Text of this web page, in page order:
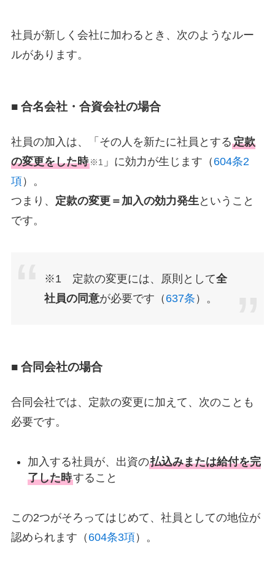
社員が新しく会社に加わるとき、次のようなルー
ルがあります。
■ 合名会社・合資会社の場合
社員の加入は、「その人を新たに社員とする定款
の変更をした時※1 」に効力が生じます（ 604条2
項）。
つまり、 定款の変更＝加入の効力発生ということ
です。
※1 定款の変更には、原則として全
社員の同意が必要です（ 637条 ）。
■ 合同会社の場合
合同会社では、定款の変更に加えて、次のことも
必要です。
加入する社員が、出資の払込みまたは給付を完
了した時すること
この2つがそろってはじめて、社員としての地位が
認められます（ 604条3項）。